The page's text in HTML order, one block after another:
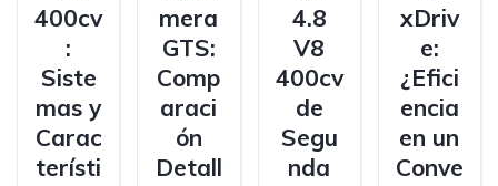
400cv
:
Siste
mas y
Carac
terísti
mera
GTS:
Comp
araci
ón
Detall
4.8
V8
400cv
de
Segu
nda
xDriv
e:
¿Efici
encia
en un
Conve